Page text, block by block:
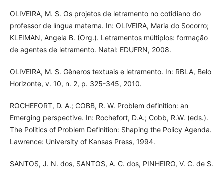
OLIVEIRA, M. S. Os projetos de letramento no cotidiano do
professor de língua materna. In: OLIVEIRA, Maria do Socorro;
KLEIMAN, Angela B. (Org.). Letramentos múltiplos: formação
de agentes de letramento. Natal: EDUFRN, 2008.
OLIVEIRA, M. S. Gêneros textuais e letramento. In: RBLA, Belo
Horizonte, v. 10, n. 2, p. 325-345, 2010.
ROCHEFORT, D. A.; COBB, R. W. Problem definition: an
Emerging perspective. In: Rochefort, D.A.; Cobb, R.W. (eds.).
The Politics of Problem Definition: Shaping the Policy Agenda.
Lawrence: University of Kansas Press, 1994.
SANTOS, J. N. dos, SANTOS, A. C. dos, PINHEIRO, V. C. de S.